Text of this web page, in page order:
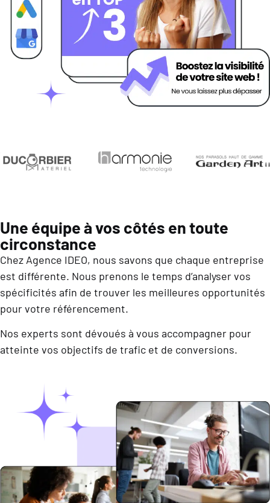
Une équipe à vos côtés en toute
circonstance
Chez Agence IDEO, nous savons que chaque entreprise
est différente. Nous prenons le temps d’analyser vos
spécificités afin de trouver les meilleures opportunités
pour votre référencement.
Nos experts sont dévoués à vous accompagner pour
atteinte vos objectifs de trafic et de conversions.